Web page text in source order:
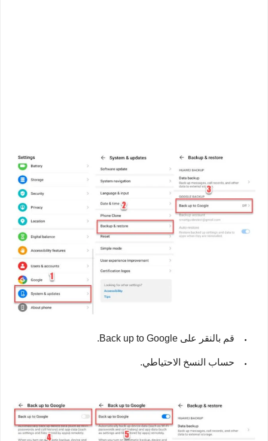
قم بالنقر على Back up to Google.
حساب النسخ الاحتياطي.